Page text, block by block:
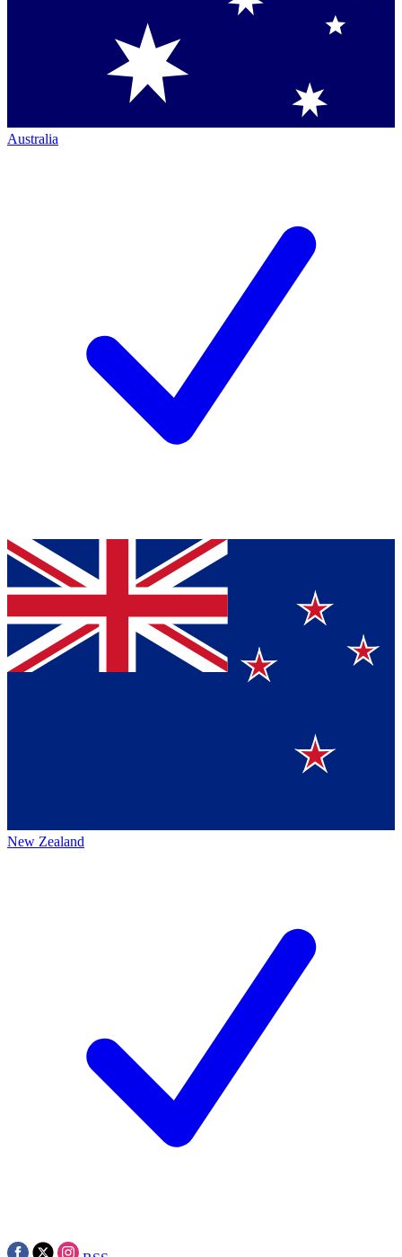
Australia
New Zealand